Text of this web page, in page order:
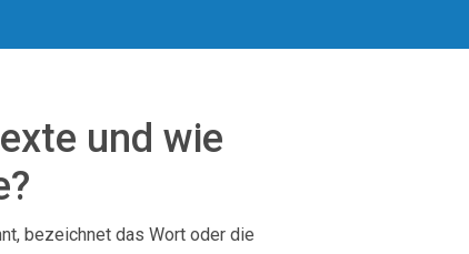
und wie
bezeichnet das Wort oder die